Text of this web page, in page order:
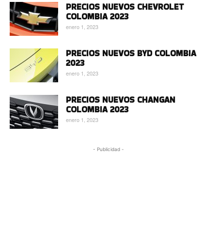
PRECIOS NUEVOS CHEVROLET
COLOMBIA 2023
enero 1, 2023
PRECIOS NUEVOS BYD COLOMBIA
2023
enero 1, 2023
PRECIOS NUEVOS CHANGAN
COLOMBIA 2023
enero 1, 2023
- Publicidad -